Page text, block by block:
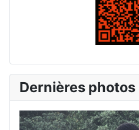
Dernières photos